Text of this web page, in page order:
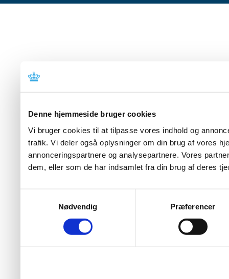
Denne hjemmeside bruger cookies
Vi bruger cookies til at tilpasse vores indhold og
trafik. Vi deler også oplysninger om din brug af vores
annonceringspartnere og analysepartnere. Vores
dem, eller som de har indsamlet fra din brug af deres
Nødvendig
Præferencer